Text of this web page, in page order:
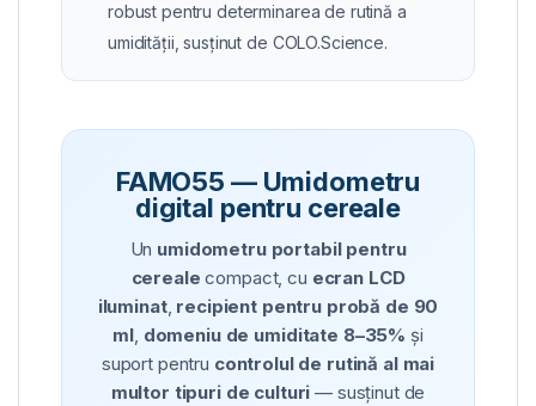
robust pentru determinarea de rutină a
umidității, susținut de COLO.Science.
FAMO55 — Umidometru
digital pentru cereale
Un umidometru portabil pentru
cereale compact, cu ecran LCD
iluminat, recipient pentru probă de 90
ml, domeniu de umiditate 8–35% și
suport pentru controlul de rutină al mai
multor tipuri de culturi — susținut de